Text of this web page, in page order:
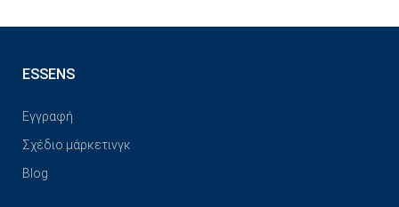
ESSENS
Εγγραφή
Σχέδιο μάρκετινγκ
Blog